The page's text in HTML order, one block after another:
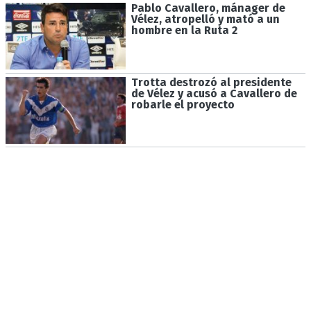
Pablo Cavallero, mánager de
Vélez, atropelló y mató a un
hombre en la Ruta 2
Trotta destrozó al presidente
de Vélez y acusó a Cavallero de
robarle el proyecto